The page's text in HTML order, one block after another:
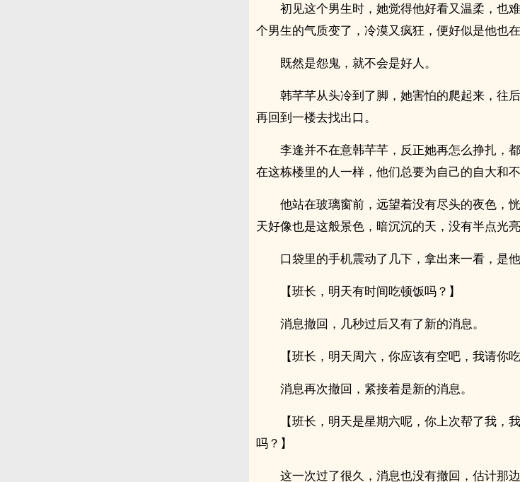
初见这个男生时，她觉得他好看又温柔，也
个男生的气质变了，冷漠又疯狂，便好似是他也
既然是怨鬼，就不会是好人。
韩芊芊从头冷到了脚，她害怕的爬起来，往
再回到一楼去找出口。
李逢并不在意韩芊芊，反正她再怎么挣扎，
在这栋楼里的人一样，他们总要为自己的自大和不
他站在玻璃窗前，远望着没有尽头的夜色，
天好像也是这般景色，暗沉沉的天，没有半点光亮
口袋里的手机震动了几下，拿出来一看，是
【班长，明天有时间吃顿饭吗？】
消息撤回，几秒过后又有了新的消息。
【班长，明天周六，你应该有空吧，我请你吃
消息再次撤回，紧接着是新的消息。
【班长，明天是星期六呢，你上次帮了我，
吗？】
这一次过了很久，消息也没有撤回，估计那